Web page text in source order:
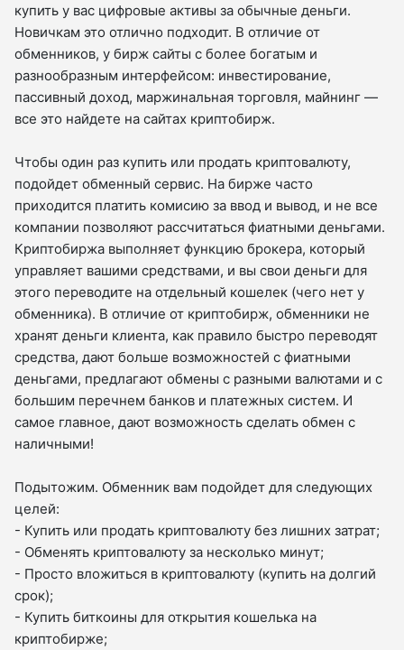
купить у вас цифровые активы за обычные деньги.
Новичкам это отлично подходит. В отличие от
обменников, у бирж сайты с более богатым и
разнообразным интерфейсом: инвестирование,
пассивный доход, маржинальная торговля, майнинг —
все это найдете на сайтах криптобирж.
Чтобы один раз купить или продать криптовалюту,
подойдет обменный сервис. На бирже часто
приходится платить комисию за ввод и вывод, и не все
компании позволяют рассчитаться фиатными деньгами.
Криптобиржа выполняет функцию брокера, который
управляет вашими средствами, и вы свои деньги для
этого переводите на отдельный кошелек (чего нет у
обменника). В отличие от криптобирж, обменники не
хранят деньги клиента, как правило быстро переводят
средства, дают больше возможностей с фиатными
деньгами, предлагают обмены с разными валютами и с
большим перечнем банков и платежных систем. И
самое главное, дают возможность сделать обмен с
наличными!
Подытожим. Обменник вам подойдет для следующих
целей:
- Купить или продать криптовалюту без лишних затрат;
- Обменять криптовалюту за несколько минут;
- Просто вложиться в криптовалюту (купить на долгий
срок);
- Купить биткоины для открытия кошелька на
криптобирже;